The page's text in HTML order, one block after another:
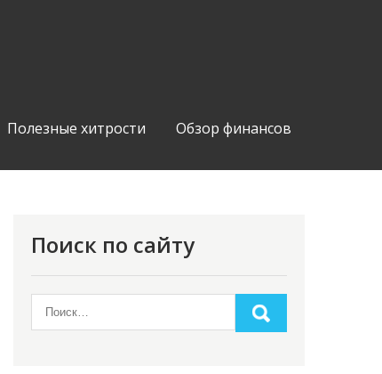
Полезные хитрости Обзор финансов
Поиск по сайту